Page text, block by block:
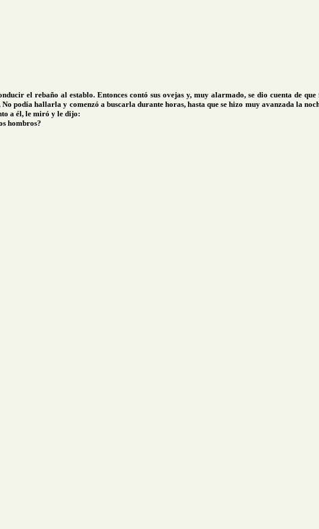
el rebaño al establo. Entonces contó sus ovejas y, muy alarmado, se dio cuenta de
podía hallarla y comenzó a buscarla durante horas, hasta que se hizo muy avanzada la
a él, le miró y le dijo:
hombros?